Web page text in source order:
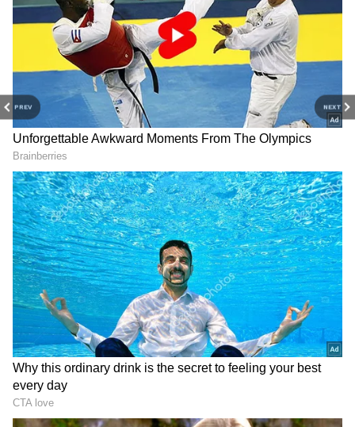
PREV NEXT
FCRA Amendment Bill 2026:
ఎఫ్‌సీఆర్ఏ సవరణ బిల్లు లో
ఏముంది? పార్లమెంట్ లో ఎందుకు
దీనిపై రగడ?
మాజీ ముఖ్యమంత్రి కారుపై దాడి..
చెప్పులు, రాళ్లు విసిరిన
నిరసనకారులు. అసలేం
జరిగిందంటే?
పాముకాటుతో చ‌నిపోయాడ‌ని
గంగా న‌దిలో వ‌దిలేశారు.. క‌ట్
చేస్తే, 8 ఏళ్ల త‌ర్వాత ఊహించ‌ని
ట్విస్ట్
Kalki bhagwan: ఈ ఫొటోలో
ఉంది ఎవ‌రో గుర్తు ప‌ట్టారా.?
ఇంత‌కీ వీళ్లు ఏమై పోయారు.?
LATEST VIDEOS
లాల్ దర్వాజా బోనాల ఉత్సవాల్లో కేటీఆర్ |
KTR | Lal Darwaza Bonalu